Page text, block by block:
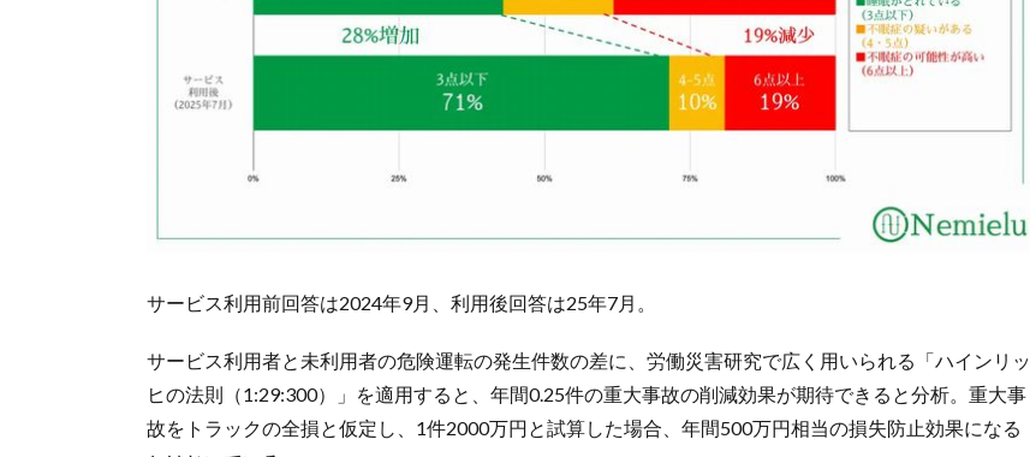
サービス利用前回答は2024年9月、利用後回答は25年7月。
サービス利用者と未利用者の危険運転の発生件数の差に、労働災害研究で広く用いられる「ハインリッ
ヒの法則（1:29:300）」を適用すると、年間0.25件の重大事故の削減効果が期待できると分析。重大事
故をトラックの全損と仮定し、1件2000万円と試算した場合、年間500万円相当の損失防止効果になる